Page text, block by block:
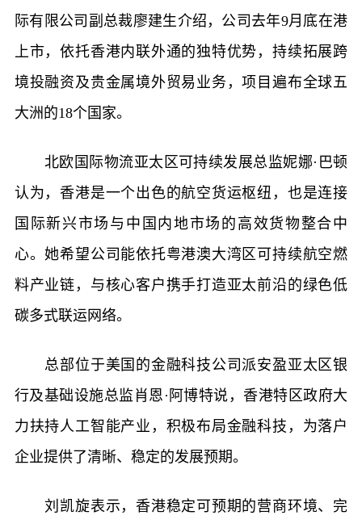
际有限公司副总裁廖建生介绍，公司去年9月底在港
上市，依托香港内联外通的独特优势，持续拓展跨
境投融资及贵金属境外贸易业务，项目遍布全球五
大洲的18个国家。
北欧国际物流亚太区可持续发展总监妮娜·巴顿
认为，香港是一个出色的航空货运枢纽，也是连接
国际新兴市场与中国内地市场的高效货物整合中
心。她希望公司能依托粤港澳大湾区可持续航空燃
料产业链，与核心客户携手打造亚太前沿的绿色低
碳多式联运网络。
总部位于美国的金融科技公司派安盈亚太区银
行及基础设施总监肖恩·阿博特说，香港特区政府大
力扶持人工智能产业，积极布局金融科技，为落户
企业提供了清晰、稳定的发展预期。
刘凯旋表示，香港稳定可预期的营商环境、完